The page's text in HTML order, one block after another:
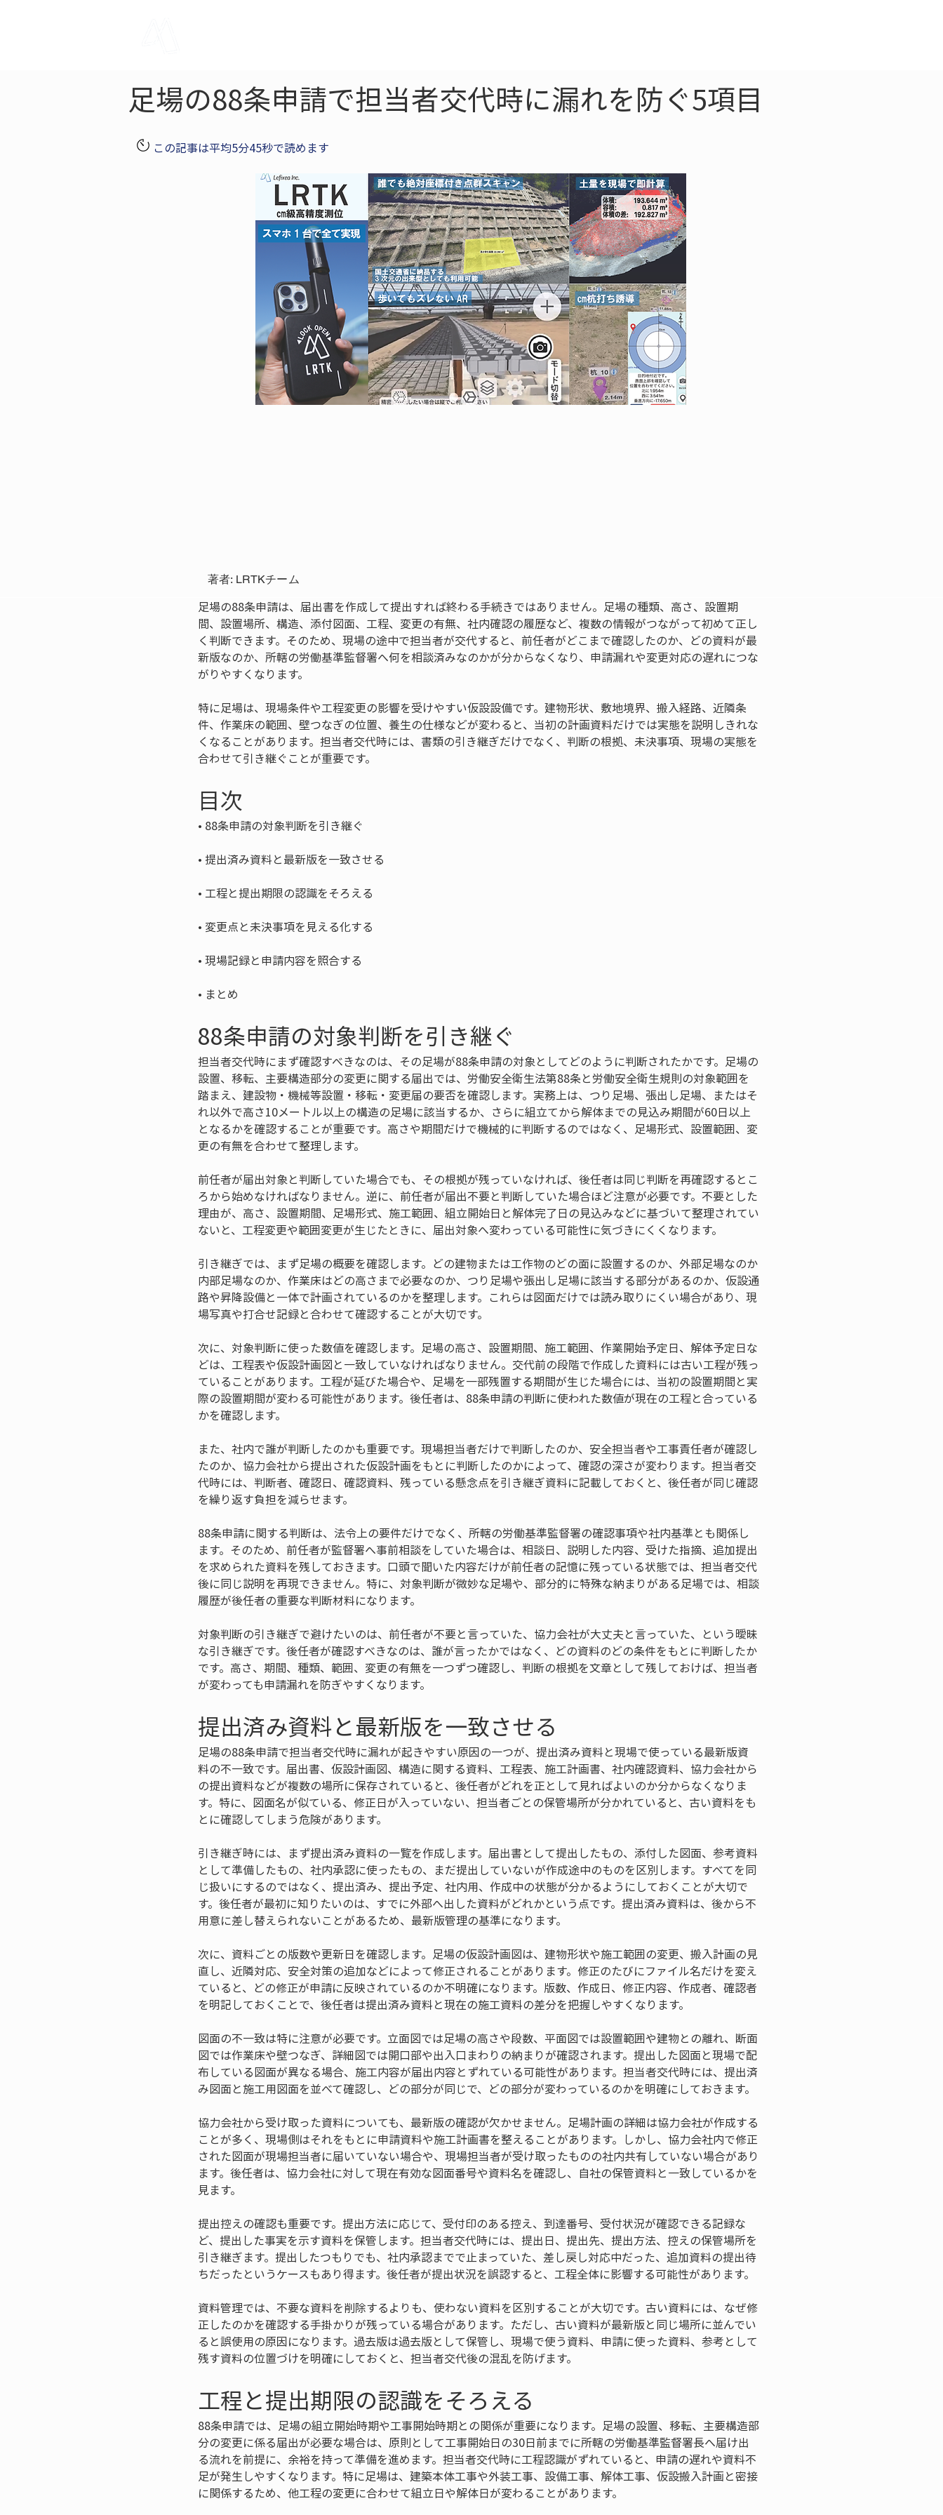
足場の88条申請で担当者交代時に漏れを防ぐ5項目
この記事は平均5分45秒で読めます
著者: LRTKチーム
足場の88条申請は、届出書を作成して提出すれば終わる手続きではありません。足場の種類、高さ、設置期
間、設置場所、構造、添付図面、工程、変更の有無、社内確認の履歴など、複数の情報がつながって初めて正し
く判断できます。そのため、現場の途中で担当者が交代すると、前任者がどこまで確認したのか、どの資料が最
新版なのか、所轄の労働基準監督署へ何を相談済みなのかが分からなくなり、申請漏れや変更対応の遅れにつな
がりやすくなります。
特に足場は、現場条件や工程変更の影響を受けやすい仮設設備です。建物形状、敷地境界、搬入経路、近隣条
件、作業床の範囲、壁つなぎの位置、養生の仕様などが変わると、当初の計画資料だけでは実態を説明しきれな
くなることがあります。担当者交代時には、書類の引き継ぎだけでなく、判断の根拠、未決事項、現場の実態を
合わせて引き継ぐことが重要です。
目次
•
•
•
•
•
• まとめ
88条申請の対象判断を引き継ぐ
担当者交代時にまず確認すべきなのは、その足場が88条申請の対象としてどのように判断されたかです。足場の
設置、移転、主要構造部分の変更に関する届出では、労働安全衛生法第88条と労働安全衛生規則の対象範囲を
踏まえ、建設物・機械等設置・移転・変更届の要否を確認します。実務上は、つり足場、張出し足場、またはそ
れ以外で高さ10メートル以上の構造の足場に該当するか、さらに組立てから解体までの見込み期間が60日以上
となるかを確認することが重要です。高さや期間だけで機械的に判断するのではなく、足場形式、設置範囲、変
更の有無を合わせて整理します。
前任者が届出対象と判断していた場合でも、その根拠が残っていなければ、後任者は同じ判断を再確認するとこ
ろから始めなければなりません。逆に、前任者が届出不要と判断していた場合ほど注意が必要です。不要とした
理由が、高さ、設置期間、足場形式、施工範囲、組立開始日と解体完了日の見込みなどに基づいて整理されてい
ないと、工程変更や範囲変更が生じたときに、届出対象へ変わっている可能性に気づきにくくなります。
引き継ぎでは、まず足場の概要を確認します。どの建物または工作物のどの面に設置するのか、外部足場なのか
内部足場なのか、作業床はどの高さまで必要なのか、つり足場や張出し足場に該当する部分があるのか、仮設通
路や昇降設備と一体で計画されているのかを整理します。これらは図面だけでは読み取りにくい場合があり、現
場写真や打合せ記録と合わせて確認することが大切です。
次に、対象判断に使った数値を確認します。足場の高さ、設置期間、施工範囲、作業開始予定日、解体予定日な
どは、工程表や仮設計画図と一致していなければなりません。交代前の段階で作成した資料には古い工程が残っ
ていることがあります。工程が延びた場合や、足場を一部残置する期間が生じた場合には、当初の設置期間と実
際の設置期間が変わる可能性があります。後任者は、88条申請の判断に使われた数値が現在の工程と合っている
かを確認します。
また、社内で誰が判断したのかも重要です。現場担当者だけで判断したのか、安全担当者や工事責任者が確認し
たのか、協力会社から提出された仮設計画をもとに判断したのかによって、確認の深さが変わります。担当者交
代時には、判断者、確認日、確認資料、残っている懸念点を引き継ぎ資料に記載しておくと、後任者が同じ確認
を繰り返す負担を減らせます。
88条申請に関する判断は、法令上の要件だけでなく、所轄の労働基準監督署の確認事項や社内基準とも関係し
ます。そのため、前任者が監督署へ事前相談をしていた場合は、相談日、説明した内容、受けた指摘、追加提出
を求められた資料を残しておきます。口頭で聞いた内容だけが前任者の記憶に残っている状態では、担当者交代
後に同じ説明を再現できません。特に、対象判断が微妙な足場や、部分的に特殊な納まりがある足場では、相談
履歴が後任者の重要な判断材料になります。
対象判断の引き継ぎで避けたいのは、前任者が不要と言っていた、協力会社が大丈夫と言っていた、という曖昧
な引き継ぎです。後任者が確認すべきなのは、誰が言ったかではなく、どの資料のどの条件をもとに判断したか
です。高さ、期間、種類、範囲、変更の有無を一つずつ確認し、判断の根拠を文章として残しておけば、担当者
が変わっても申請漏れを防ぎやすくなります。
提出済み資料と最新版を一致させる
足場の88条申請で担当者交代時に漏れが起きやすい原因の一つが、提出済み資料と現場で使っている最新版資
料の不一致です。届出書、仮設計画図、構造に関する資料、工程表、施工計画書、社内確認資料、協力会社から
の提出資料などが複数の場所に保存されていると、後任者がどれを正として見ればよいのか分からなくなりま
す。特に、図面名が似ている、修正日が入っていない、担当者ごとの保管場所が分かれていると、古い資料をも
とに確認してしまう危険があります。
引き継ぎ時には、まず提出済み資料の一覧を作成します。届出書として提出したもの、添付した図面、参考資料
として準備したもの、社内承認に使ったもの、まだ提出していないが作成途中のものを区別します。すべてを同
じ扱いにするのではなく、提出済み、提出予定、社内用、作成中の状態が分かるようにしておくことが大切で
す。後任者が最初に知りたいのは、すでに外部へ出した資料がどれかという点です。提出済み資料は、後から不
用意に差し替えられないことがあるため、最新版管理の基準になります。
次に、資料ごとの版数や更新日を確認します。足場の仮設計画図は、建物形状や施工範囲の変更、搬入計画の見
直し、近隣対応、安全対策の追加などによって修正されることがあります。修正のたびにファイル名だけを変え
ていると、どの修正が申請に反映されているのか不明確になります。版数、作成日、修正内容、作成者、確認者
を明記しておくことで、後任者は提出済み資料と現在の施工資料の差分を把握しやすくなります。
図面の不一致は特に注意が必要です。立面図では足場の高さや段数、平面図では設置範囲や建物との離れ、断面
図では作業床や壁つなぎ、詳細図では開口部や出入口まわりの納まりが確認されます。提出した図面と現場で配
布している図面が異なる場合、施工内容が届出内容とずれている可能性があります。担当者交代時には、提出済
み図面と施工用図面を並べて確認し、どの部分が同じで、どの部分が変わっているのかを明確にしておきます。
協力会社から受け取った資料についても、最新版の確認が欠かせません。足場計画の詳細は協力会社が作成する
ことが多く、現場側はそれをもとに申請資料や施工計画書を整えることがあります。しかし、協力会社内で修正
された図面が現場担当者に届いていない場合や、現場担当者が受け取ったものの社内共有していない場合があり
ます。後任者は、協力会社に対して現在有効な図面番号や資料名を確認し、自社の保管資料と一致しているかを
見ます。
提出控えの確認も重要です。提出方法に応じて、受付印のある控え、到達番号、受付状況が確認できる記録な
ど、提出した事実を示す資料を保管します。担当者交代時には、提出日、提出先、提出方法、控えの保管場所を
引き継ぎます。提出したつもりでも、社内承認までで止まっていた、差し戻し対応中だった、追加資料の提出待
ちだったというケースもあり得ます。後任者が提出状況を誤認すると、工程全体に影響する可能性があります。
資料管理では、不要な資料を削除するよりも、使わない資料を区別することが大切です。古い資料には、なぜ修
正したのかを確認する手掛かりが残っている場合があります。ただし、古い資料が最新版と同じ場所に並んでい
ると誤使用の原因になります。過去版は過去版として保管し、現場で使う資料、申請に使った資料、参考として
残す資料の位置づけを明確にしておくと、担当者交代後の混乱を防げます。
工程と提出期限の認識をそろえる
88条申請では、足場の組立開始時期や工事開始時期との関係が重要になります。足場の設置、移転、主要構造部
分の変更に係る届出が必要な場合は、原則として工事開始日の30日前までに所轄の労働基準監督署長へ届け出
る流れを前提に、余裕を持って準備を進めます。担当者交代時に工程認識がずれていると、申請の遅れや資料不
足が発生しやすくなります。特に足場は、建築本体工事や外装工事、設備工事、解体工事、仮設搬入計画と密接
に関係するため、他工程の変更に合わせて組立日や解体日が変わることがあります。